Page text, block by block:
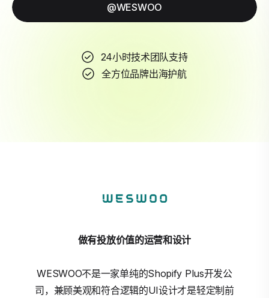
@WESWOO
24小时技术团队支持
全方位品牌出海护航
做有投放价值的运营和设计
WESWOO不是一家单纯的Shopify Plus开发公
司，兼顾美观和符合逻辑的UI设计才是轻定制前